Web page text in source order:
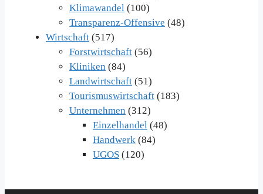
Klimawandel (100)
Transparenz-Offensive (48)
Wirtschaft (517)
Forstwirtschaft (56)
Kliniken (84)
Landwirtschaft (51)
Tourismuswirtschaft (183)
Unternehmen (312)
Einzelhandel (48)
Handwerk (84)
UGOS (120)